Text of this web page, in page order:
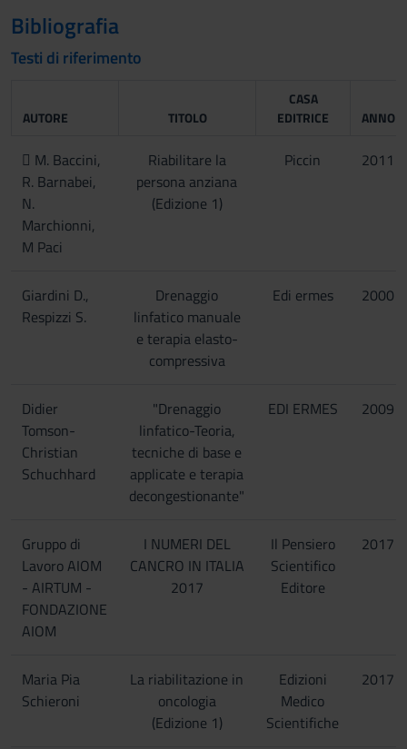
Bibliografia
Testi di riferimento
AUTORE TITOLO
CASA
EDITRICE
ANNO
 M. Baccini,
R. Barnabei,
N.
Marchionni,
M Paci
Riabilitare la
persona anziana
(Edizione 1)
Piccin 2011
Giardini D.,
Respizzi S.
Drenaggio
linfatico manuale
e terapia elasto-
compressiva
Edi ermes 2000
Didier
Tomson-
Christian
Schuchhard
"Drenaggio
linfatico-Teoria,
tecniche di base e
applicate e terapia
decongestionante"
EDI ERMES 2009
Gruppo di
Lavoro AIOM
- AIRTUM -
FONDAZIONE
AIOM
I NUMERI DEL
CANCRO IN ITALIA
2017
Il Pensiero
Scientifico
Editore
2017
Maria Pia
Schieroni
La riabilitazione in
oncologia
(Edizione 1)
Edizioni
Medico
Scientifiche
2017